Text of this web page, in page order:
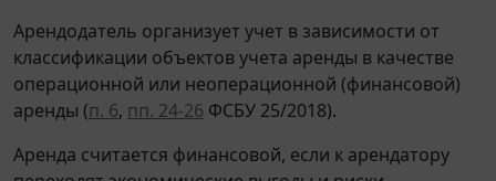
Арендодатель организует учет в зависимости от
классификации объектов учета аренды в качестве
операционной или неоперационной (финансовой)
аренды (п. 6, пп. 24-26 ФСБУ 25/2018).
Аренда считается финансовой, если к арендатору